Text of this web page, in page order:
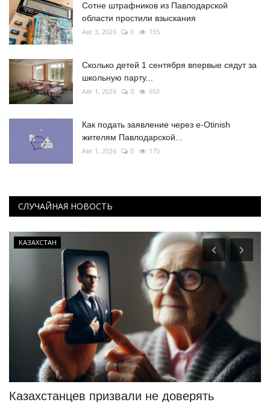
Сотне штрафников из Павлодарской
области простили взыскания
Авг 3, 2026 0 155
Сколько детей 1 сентября впервые сядут за
школьную парту...
Авг 1, 2026 0 653
Как подать заявление через e-Otinish
жителям Павлодарской...
Авг 1, 2026 0 175
СЛУЧАЙНАЯ НОВОСТЬ
КАЗАХСТАН
Казахстанцев призвали не доверять